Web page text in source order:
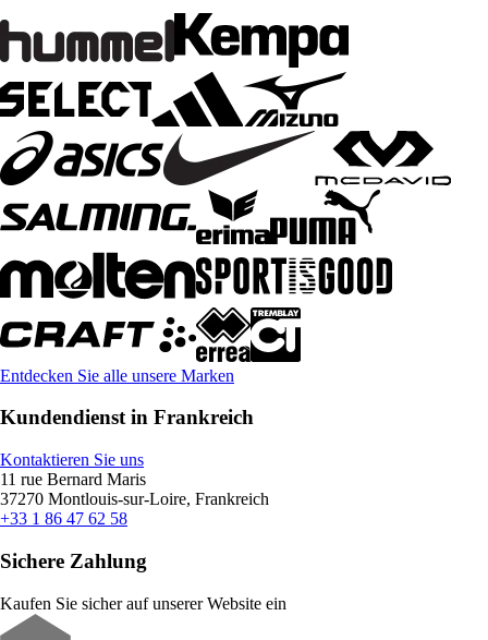
Entdecken Sie alle unsere Marken
Kundendienst in Frankreich
Kontaktieren Sie uns
11 rue Bernard Maris
37270 Montlouis-sur-Loire, Frankreich
+33 1 86 47 62 58
Sichere Zahlung
Kaufen Sie sicher auf unserer Website ein